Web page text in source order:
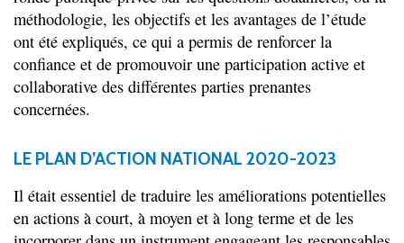
méthodologie, les objectifs et les avantages de l’étude
ont été expliqués, ce qui a permis de renforcer la
confiance et de promouvoir une participation active et
collaborative des différentes parties prenantes
concernées.
LE PLAN D’ACTION NATIONAL 2020-2023
Il était essentiel de traduire les améliorations potentielles
en actions à court, à moyen et à long terme et de les